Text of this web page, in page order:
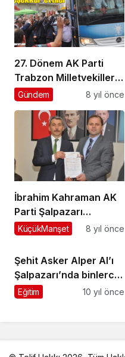
27. Dönem AK Parti
Trabzon Milletvekilleri
seçmenlere teşekkür
Gündem 8 yıl önce
İbrahim Kahraman AK
Parti Şalpazarı
Belediye Başkan Aday
KüçükManşet 8 yıl önce
Şehit Asker Alper Al’ı
Şalpazarı’nda binlerce
kişi ebediyete uğurladı
Eğitim 10 yıl önce